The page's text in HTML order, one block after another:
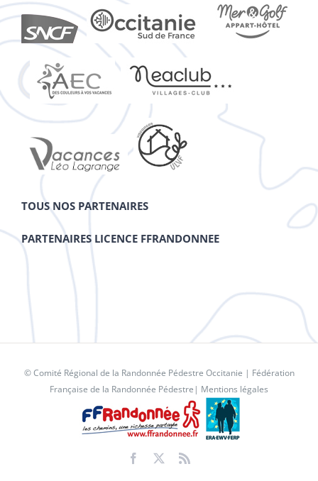
TOUS NOS PARTENAIRES
PARTENAIRES LICENCE FFRANDONNEE
© Comité Régional de la Randonnée Pédestre Occitanie | Fédération
Française de la Randonnée Pédestre | Mentions légales
Facebook